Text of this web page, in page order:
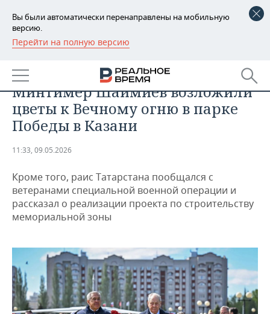
Вы были автоматически перенаправлены на мобильную
версию.
Перейти на полную версию
РЕГИОНЫ
БАШКОРТОСТАН
ТАТАРСТАН
УДМУРТИЯ
НОВОСТИ
АНАЛИТИКА
НОВОСТИ АНАЛИТИКИ
ДЕКЛАРАЦИИ О ДОХОДАХ
КОРОЛИ ГОСЗАКАЗА ПФО
ВУЗЫ ТАТАРСТАНА
ТОРГОВЫЕ ЦЕНТРЫ
ТАТАРСТАНА
ЭКОНОМИКА
НОВОСТИ ЭКОНОМИКИ
ФИНАНСЫ
БАНКИ
ИНВЕСТИЦИИ
ПРОМЫШЛЕННОСТЬ
НОВОСТИ
ПРОМЫШЛЕННОСТИ
АГРОПРОМ
МАШИНОСТРОЕНИЕ
НЕФТЕХИМИЯ
НЕФТЬ
НЕДВИЖИМОСТЬ
НОВОСТИ НЕДВИЖИМОСТИ
АВТО
НОВОСТИ БИЗНЕСА
РОЗНИЧНАЯ ТОРГОВЛЯ
ТЕХНОЛОГИИ
НОВОСТИ ТЕХНОЛОГИЙ
МЕРОПРИЯТИЯ
Рустам Минниханов и
Минтимер Шаймиев возложили
цветы к Вечному огню в парке
Победы в Казани
11:33, 09.05.2026
Кроме того, раис Татарстана пообщался с
ветеранами специальной военной операции и
рассказал о реализации проекта по строительству
мемориальной зоны